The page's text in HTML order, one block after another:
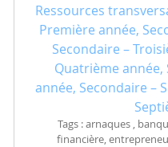
Ressources
Première année,
Secondaire –
Quatrième année,
année, Secondaire –
Tags : arnaques ,
financière,